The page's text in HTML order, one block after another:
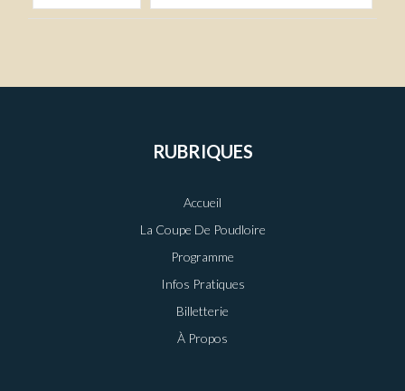
RUBRIQUES
Accueil
La Coupe De Poudloire
Programme
Infos Pratiques
Billetterie
À Propos